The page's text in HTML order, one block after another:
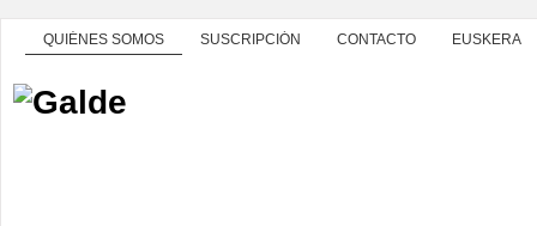
QUIÉNES SOMOS SUSCRIPCIÓN CONTACTO EUSKERA